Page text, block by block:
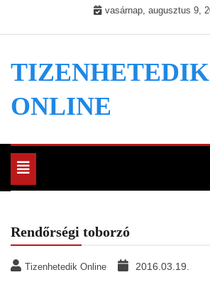
vasárnap, augusztus 9,
TIZENHETEDIK
ONLINE
Toggle
navigation
Rendőrségi toborzó
Tizenhetedik Online 2016.03.19.